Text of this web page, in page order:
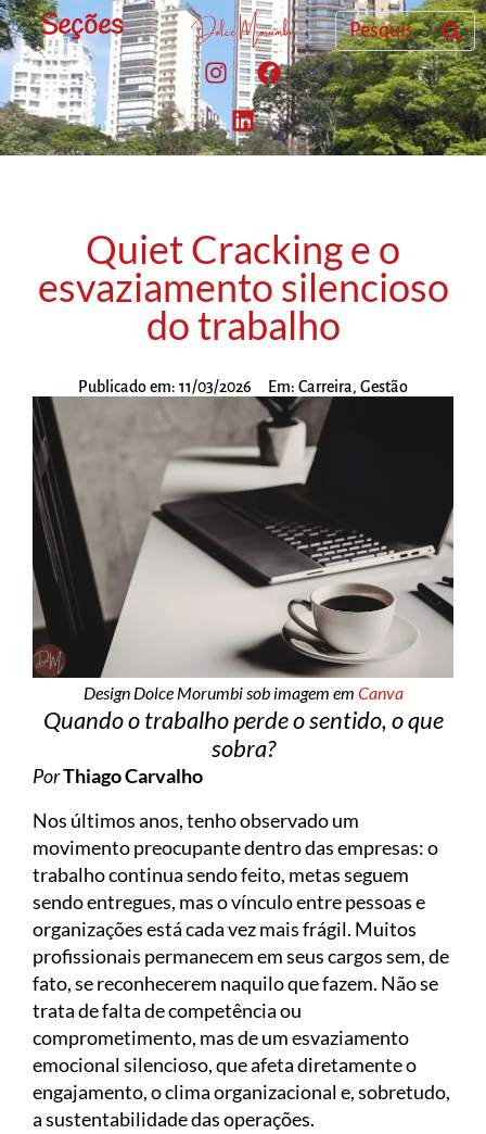
Seções
Quiet Cracking e o
esvaziamento silencioso
do trabalho
Publicado em: 11/03/2026 Em: Carreira, Gestão
Design Dolce Morumbi sob imagem em Canva
Quando o trabalho perde o sentido, o que
sobra?
PorThiago Carvalho
Nos últimos anos, tenho observado um
movimento preocupante dentro das empresas: o
trabalho continua sendo feito, metas seguem
sendo entregues, mas o vínculo entre pessoas e
organizações está cada vez mais frágil. Muitos
profissionais permanecem em seus cargos sem, de
fato, se reconhecerem naquilo que fazem. Não se
trata de falta de competência ou
comprometimento, mas de um esvaziamento
emocional silencioso, que afeta diretamente o
engajamento, o clima organizacional e, sobretudo,
a sustentabilidade das operações.